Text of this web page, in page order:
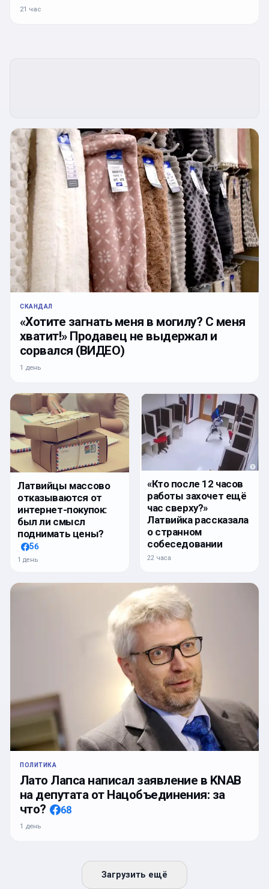
21 час
СКАНДАЛ
«Хотите загнать меня в могилу? С меня
хватит!» Продавец не выдержал и
сорвался (ВИДЕО)
1 день
Латвийцы массово
отказываются от
интернет-покупок:
был ли смысл
поднимать цены?
56
1 день
«Кто после 12 часов
работы захочет ещё
час сверху?»
Латвийка рассказала
о странном
собеседовании
22 часа
ПОЛИТИКА
Лато Лапса написал заявление в KNAB
на депутата от Нацобъединения: за
что?
68
1 день
Загрузить ещё